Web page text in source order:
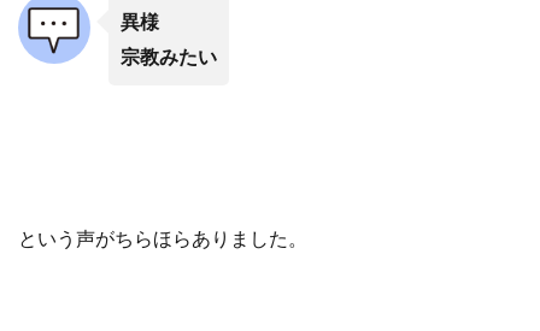
異様
宗教みたい
という声がちらほらありました。